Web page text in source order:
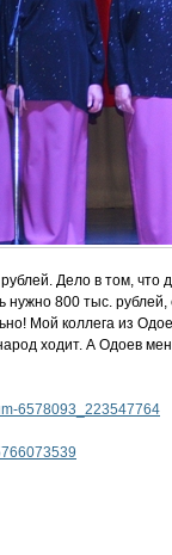
Дело в том, что
800 тыс. рублей,
Мой коллега из
ходит. А Одоев
6578093_223547764